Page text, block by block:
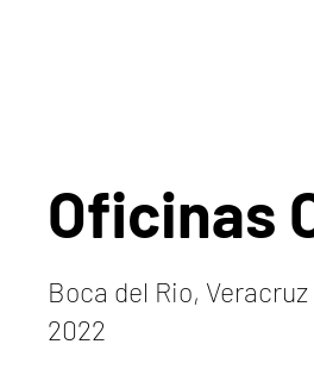
Oficinas
Boca del Rio, Veracruz
2022